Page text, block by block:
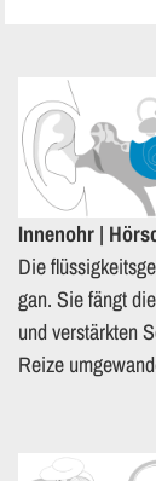
In­nen­ohr |
Die
gan. Sie fängt
und ver­stärk­ten
Reize